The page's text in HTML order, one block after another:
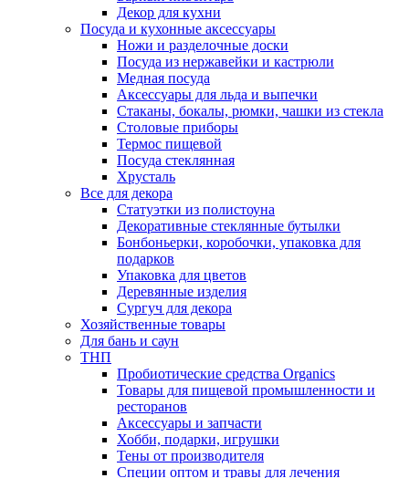
Декор для кухни
Посуда и кухонные аксессуары
Ножи и разделочные доски
Посуда из нержавейки и кастрюли
Медная посуда
Аксессуары для льда и выпечки
Стаканы, бокалы, рюмки, чашки из стекла
Столовые приборы
Термос пищевой
Посуда стеклянная
Хрусталь
Все для декора
Статуэтки из полистоуна
Декоративные стеклянные бутылки
Бонбоньерки, коробочки, упаковка для
подарков
Упаковка для цветов
Деревянные изделия
Сургуч для декора
Хозяйственные товары
Для бань и саун
ТНП
Пробиотические средства Organics
Товары для пищевой промышленности и
ресторанов
Аксессуары и запчасти
Хобби, подарки, игрушки
Тены от производителя
Специи оптом и травы для лечения